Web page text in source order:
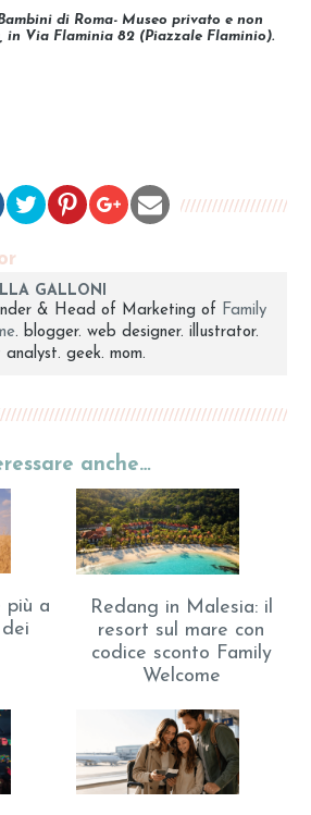
di Roma- Museo privato e non
in Via Flaminia 82 (Piazzale Flaminio).
GALLONI
& Head of Marketing of Family
. blogger. web designer. illustrator.
analyst. geek. mom.
anche…
più a
Redang in Malesia: il
resort sul mare con
codice sconto Family
Welcome